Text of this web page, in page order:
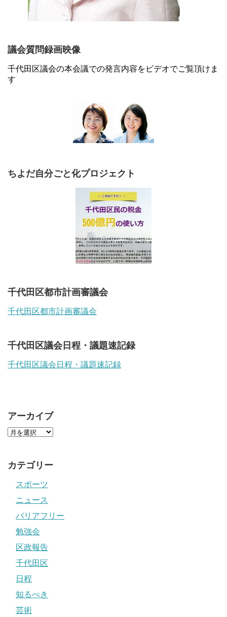
議会質問録画映像
千代田区議会の本会議での発言内容をビデオでご覧頂けま
す
ちよだ自分ごと化プロジェクト
千代田区都市計画審議会
千代田区都市計画審議会
千代田区議会日程・議題速記録
千代田区議会日程・議題速記録
アーカイブ
カテゴリー
スポーツ
ニュース
バリアフリー
勉強会
区政報告
千代田区
日程
知るべき
芸術